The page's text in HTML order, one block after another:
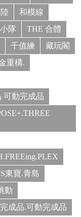
和模線
隊
THE 合體
千值練
藏玩閣
重構.
可動完成品
東寶.青島
動
成品.可動完成品